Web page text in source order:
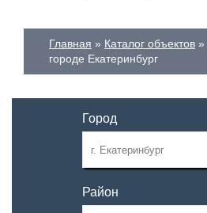
Главная Каталог объектов
городе Екатеринбург
Город
Район